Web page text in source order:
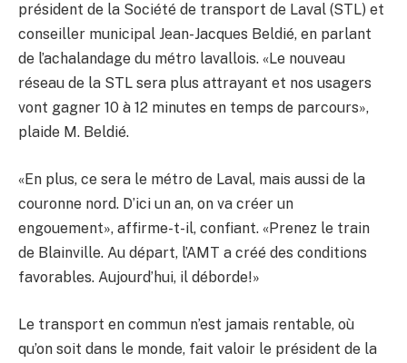
président de la Société de transport de Laval (STL) et
conseiller municipal Jean-Jacques Beldié, en parlant
de l’achalandage du métro lavallois. «Le nouveau
réseau de la STL sera plus attrayant et nos usagers
vont gagner 10 à 12 minutes en temps de parcours»,
plaide M. Beldié.
«En plus, ce sera le métro de Laval, mais aussi de la
couronne nord. D’ici un an, on va créer un
engouement», affirme-t-il, confiant. «Prenez le train
de Blainville. Au départ, l’AMT a créé des conditions
favorables. Aujourd’hui, il déborde!»
Le transport en commun n’est jamais rentable, où
qu’on soit dans le monde, fait valoir le président de la